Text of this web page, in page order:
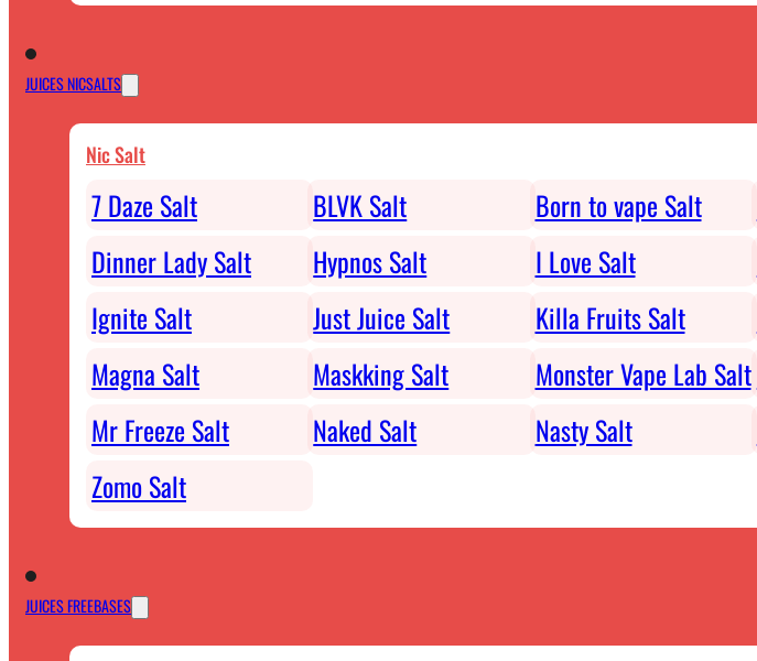
JUICES NICSALTS
Nic Salt
7 Daze Salt BLVK Salt Born to vape Salt
Dinner Lady Salt
Hypnos Salt I Love Salt
Ignite Salt
Just Juice Salt Killa Fruits Salt
Magna Salt
Maskking Salt Monster Vape Lab Salt
Mr Freeze Salt
Naked Salt Nasty Salt
Zomo Salt
JUICES FREEBASES